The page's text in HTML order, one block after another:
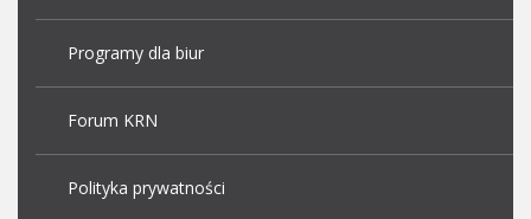
Programy dla biur
Forum KRN
Polityka prywatności